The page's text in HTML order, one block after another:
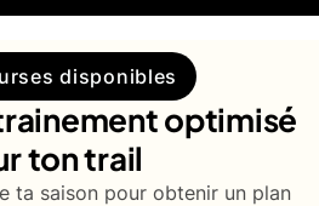
disponibles
optimisé
ton trail
ta saison pour obtenir un plan